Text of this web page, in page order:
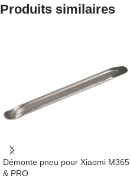
Produits similaires
Démonte pneu pour Xiaomi M365
& PRO